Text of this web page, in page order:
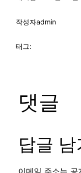
작성자admin
태그:
댓글
답글 남
이메일 주소는 공